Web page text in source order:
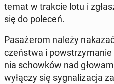
temat w trakcie lotu i
się do poleceń.
Pa­sa­że­rom należy
czeń­stwa i
nia schow­ków nad
wyłączy się sy­gna­li­za­cja